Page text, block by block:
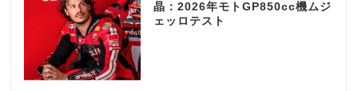
晶：2026年モトGP850cc機ムジ
ェッロテスト